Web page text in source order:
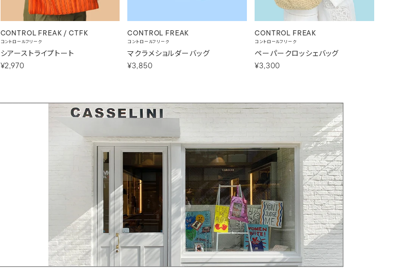
CONTROL FREAK / CTFK
コントロールフリーク
シアーストライプトート
¥2,970
CONTROL FREAK
コントロールフリーク
マクラメショルダーバッグ
¥3,850
CONTROL FREAK
コントロールフリーク
ペーパークロッシェバッグ
¥3,300